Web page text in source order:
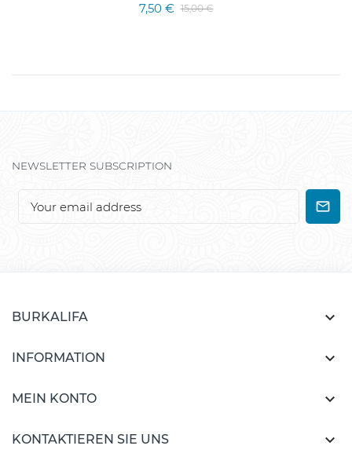
7,50 € 15,00 €
NEWSLETTER SUBSCRIPTION
BURKALIFA 
INFORMATION 
MEIN KONTO 
KONTAKTIEREN SIE UNS 